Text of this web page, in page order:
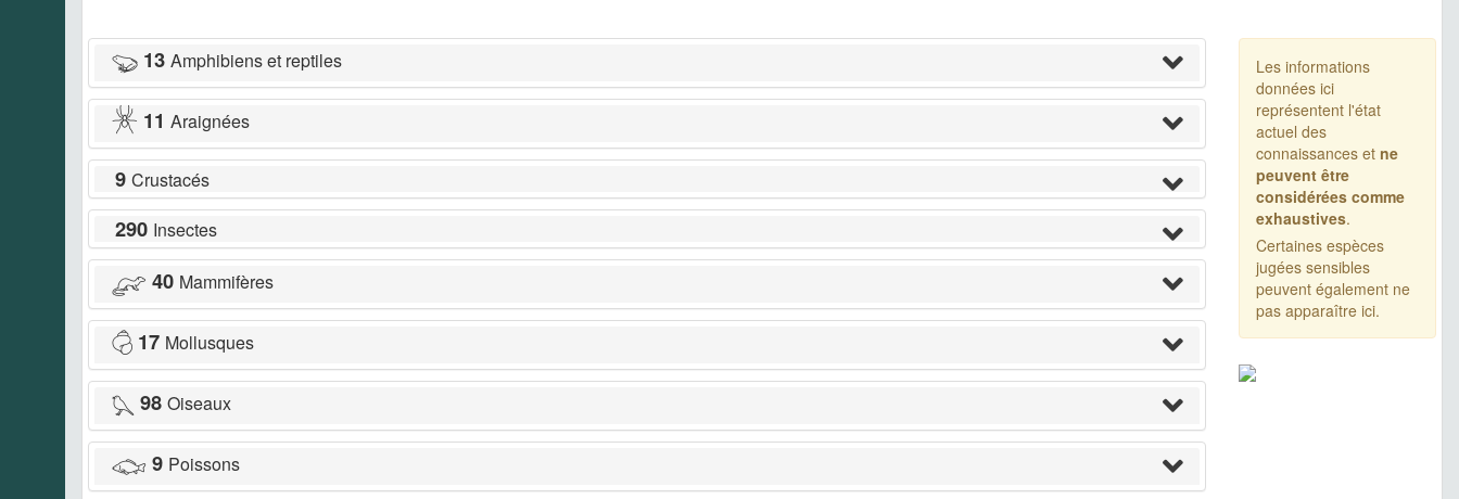
13 Amphibiens et reptiles
11 Araignées
9 Crustacés
290 Insectes
40 Mammifères
17 Mollusques
98 Oiseaux
9 Poissons
Les informations
données ici
représentent l'état
actuel des
connaissances et ne
peuvent être
considérées comme
exhaustives.
Certaines espèces
jugées sensibles
peuvent également ne
pas apparaître ici.